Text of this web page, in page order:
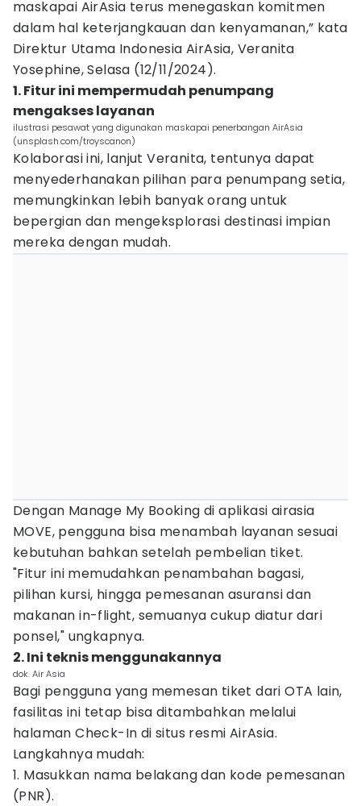
maskapai AirAsia terus menegaskan komitmen
dalam hal keterjangkauan dan kenyamanan,” kata
Direktur Utama Indonesia AirAsia, Veranita
Yosephine, Selasa (12/11/2024).
1. Fitur ini mempermudah penumpang
mengakses layanan
ilustrasi pesawat yang digunakan maskapai penerbangan AirAsia
(unsplash.com/troyscanon)
Kolaborasi ini, lanjut Veranita, tentunya dapat
menyederhanakan pilihan para penumpang setia,
memungkinkan lebih banyak orang untuk
bepergian dan mengeksplorasi destinasi impian
mereka dengan mudah.
Dengan Manage My Booking di aplikasi airasia
MOVE, pengguna bisa menambah layanan sesuai
kebutuhan bahkan setelah pembelian tiket.
"Fitur ini memudahkan penambahan bagasi,
pilihan kursi, hingga pemesanan asuransi dan
makanan in-flight, semuanya cukup diatur dari
ponsel," ungkapnya.
2. Ini teknis menggunakannya
dok. Air Asia
Bagi pengguna yang memesan tiket dari OTA lain,
fasilitas ini tetap bisa ditambahkan melalui
halaman Check-In di situs resmi AirAsia.
Langkahnya mudah:
1. Masukkan nama belakang dan kode pemesanan
(PNR).